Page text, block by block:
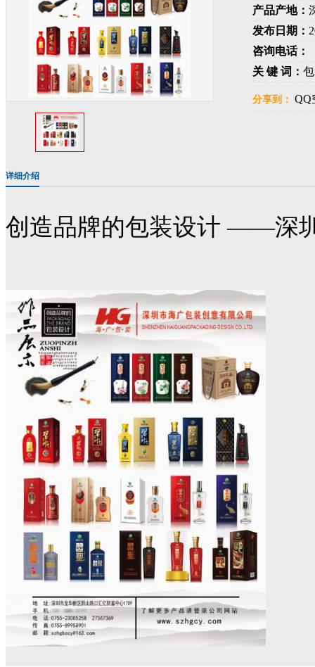
产品产地：
发布日期：
咨询电话：
关 键 词：
分享到： QQ
详细介绍
创造品牌的包装设计 ——深